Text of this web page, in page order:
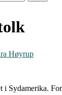
Høyrup
i Sydamerika.